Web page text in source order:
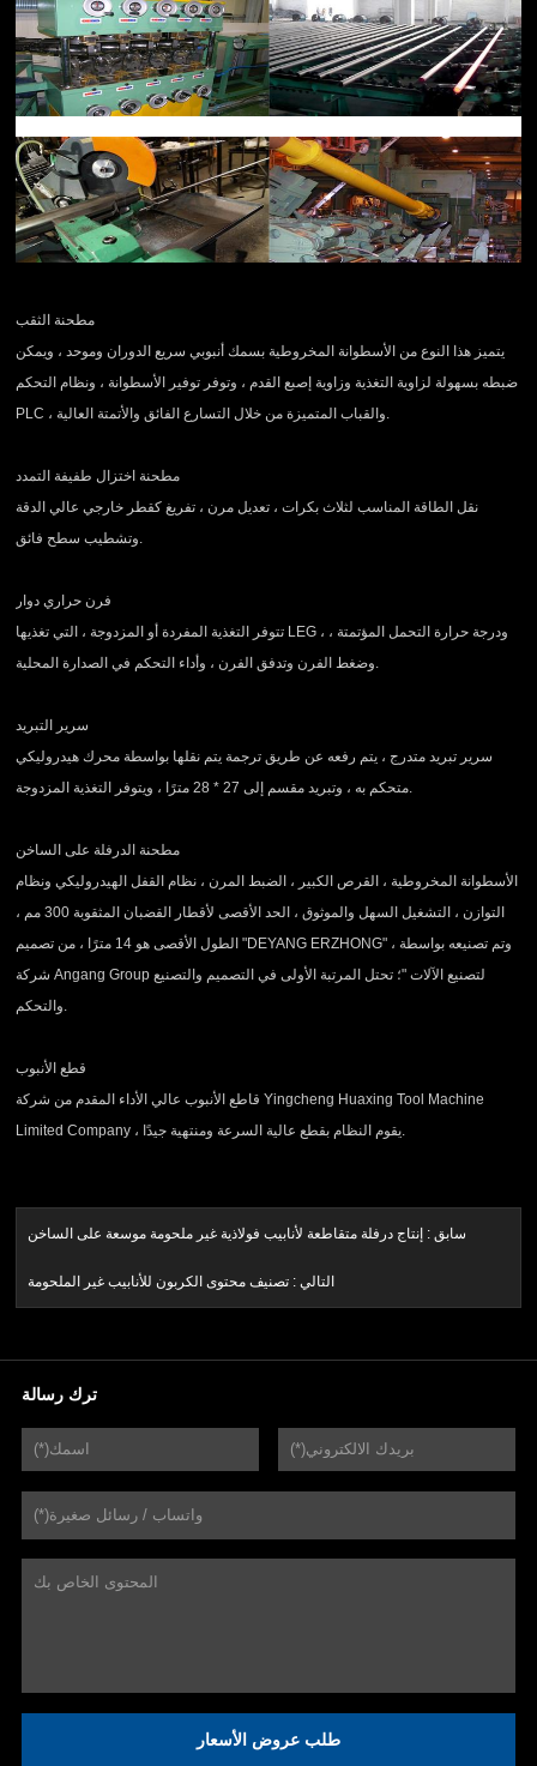
مطحنة الثقب
يتميز هذا النوع من الأسطوانة المخروطية بسمك أنبوبي سريع الدوران وموحد ، ويمكن
ضبطه بسهولة لزاوية التغذية وزاوية إصبع القدم ، وتوفر توفير الأسطوانة ، ونظام التحكم
PLC ، والقباب المتميزة من خلال التسارع الفائق والأتمتة العالية.
مطحنة اختزال طفيفة التمدد
نقل الطاقة المناسب لثلاث بكرات ، تعديل مرن ، تفريغ كقطر خارجي عالي الدقة
وتشطيب سطح فائق.
فرن حراري دوار
تتوفر التغذية المفردة أو المزدوجة ، التي تغذيها LEG ، ودرجة حرارة التحمل المؤتمتة ،
وضغط الفرن وتدفق الفرن ، وأداء التحكم في الصدارة المحلية.
سرير التبريد
سرير تبريد متدرج ، يتم رفعه عن طريق ترجمة يتم نقلها بواسطة محرك هيدروليكي
متحكم به ، وتبريد مقسم إلى 27 * 28 مترًا ، ويتوفر التغذية المزدوجة.
مطحنة الدرفلة على الساخن
الأسطوانة المخروطية ، القرص الكبير ، الضبط المرن ، نظام القفل الهيدروليكي ونظام
التوازن ، التشغيل السهل والموثوق ، الحد الأقصى لأقطار القضبان المثقوبة 300 مم ،
الطول الأقصى هو 14 مترًا ، من تصميم "DEYANG ERZHONG" ، وتم تصنيعه بواسطة
شركة Angang Group لتصنيع الآلات "؛ تحتل المرتبة الأولى في التصميم والتصنيع
والتحكم.
قطع الأنبوب
قاطع الأنبوب عالي الأداء المقدم من شركة Yingcheng Huaxing Tool Machine
Limited Company ، يقوم النظام بقطع عالية السرعة ومنتهية جيدًا.
سابق :إنتاج درفلة متقاطعة لأنابيب فولاذية غير ملحومة موسعة على الساخن
التالي :تصنيف محتوى الكربون للأنابيب غير الملحومة
ترك رسالة
طلب عروض الأسعار